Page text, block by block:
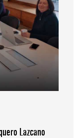
Lazcano